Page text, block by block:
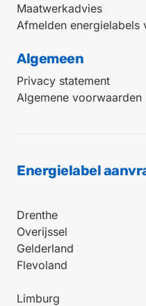
Maatwerkadvies
Afmelden energielabels
Algemeen
Privacy statement
Algemene voorwaarden
Energielabel
Drenthe
Overijssel
Gelderland
Flevoland
Limburg